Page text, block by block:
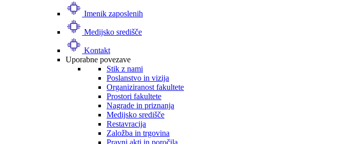
Imenik zaposlenih
Medijsko središče
Kontakt
Uporabne povezave
Stik z nami
Poslanstvo in vizija
Organiziranost fakultete
Prostori fakultete
Nagrade in priznanja
Medijsko središče
Restavracija
Založba in trgovina
Pravni akti in poročila